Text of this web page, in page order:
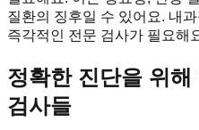
질환의 징후일 수 있어요. 내
즉각적인 전문 검사가 필요해
정확한 진단을 위
검사들